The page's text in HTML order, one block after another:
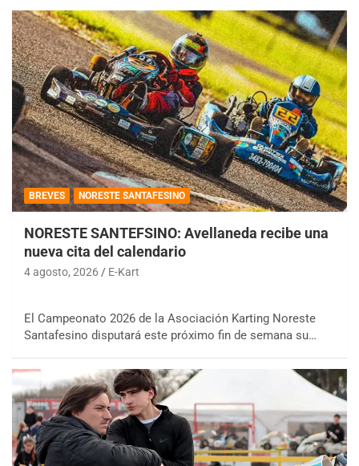
BREVES NORESTE SANTAFESINO
NORESTE SANTEFSINO: Avellaneda recibe una
nueva cita del calendario
4 agosto, 2026 E-Kart
El Campeonato 2026 de la Asociación Karting Noreste
Santafesino disputará este próximo fin de semana su…